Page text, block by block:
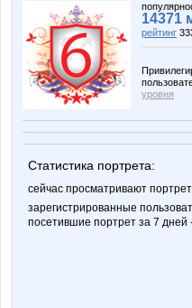
14371
рейтинг
уровня
Статистика портрета:
сейчас просматривают
зарегистрированные
посетившие портрет за 7 дней